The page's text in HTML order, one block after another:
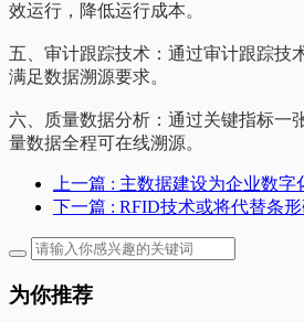
效运行，降低运行成本。
五、审计跟踪技术：通过审计跟踪技
满足数据溯源要求。
六、质量数据分析：通过关键指标一
量数据全程可在线溯源。
上一篇 : 主数据建设为企业数字
下一篇 : RFID技术或将代替条
为你推荐